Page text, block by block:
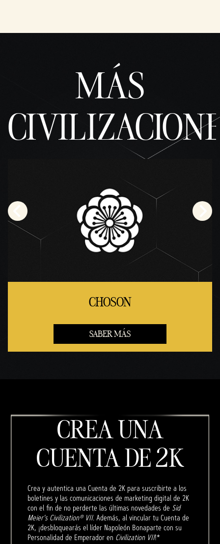
MÁS
CHOSON
SABER MÁS
CREA UNA
CUENTA DE 2K
Crea y autentica una Cuenta de 2K para suscribirte a los
boletines y las comunicaciones de marketing digital de 2K
con el fin de no perderte las últimas novedades de Sid
Meier's Civilization® VII. Además, al vincular tu Cuenta de
2K, ¡desbloquearás el líder Napoleón Bonaparte con su
Personalidad de Emperador en Civilization VII!*